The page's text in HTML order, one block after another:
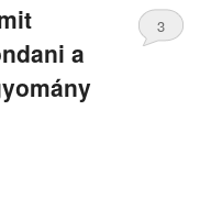
a
3